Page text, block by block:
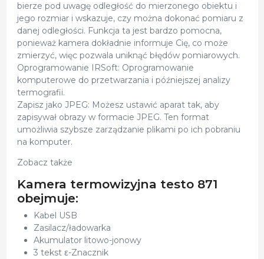
bierze pod uwagę odległość do mierzonego obiektu i
jego rozmiar i wskazuje, czy można dokonać pomiaru z
danej odległości. Funkcja ta jest bardzo pomocna,
ponieważ kamera dokładnie informuje Cię, co może
zmierzyć, więc pozwala uniknąć błędów pomiarowych.
Oprogramowanie IRSoft: Oprogramowanie
komputerowe do przetwarzania i późniejszej analizy
termografii.
Zapisz jako JPEG: Możesz ustawić aparat tak, aby
zapisywał obrazy w formacie JPEG. Ten format
umożliwia szybsze zarządzanie plikami po ich pobraniu
na komputer.
Zobacz także
Kamera termowizyjna testo 871
obejmuje:
Kabel USB
Zasilacz/ładowarka
Akumulator litowo-jonowy
3 tekst ε-Znacznik